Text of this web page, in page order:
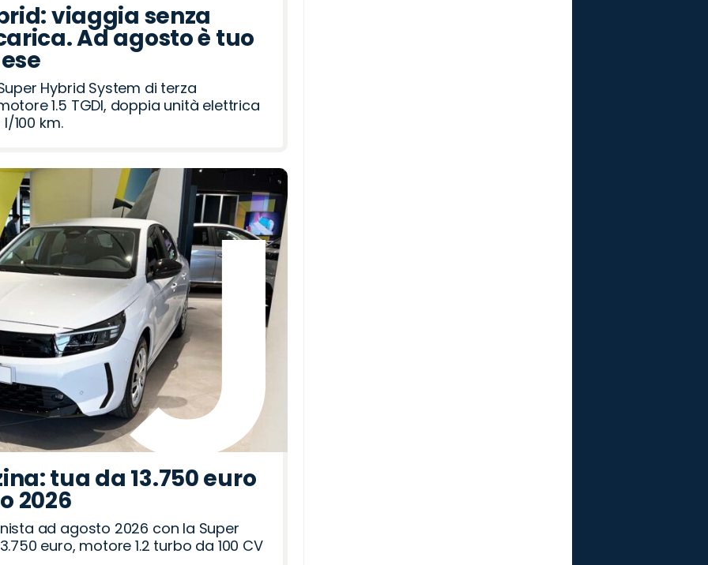
viaggia senza
Ad agosto è tuo
Hybrid System di terza
1.5 TGDI, doppia unità elettrica
100 km.
tua da 13.750 euro
2026
ad agosto 2026 con la Super
euro, motore 1.2 turbo da 100 CV